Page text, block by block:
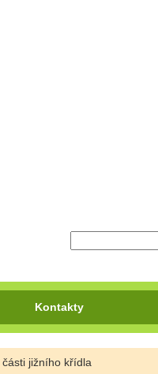
Kontakty
jižního křídla